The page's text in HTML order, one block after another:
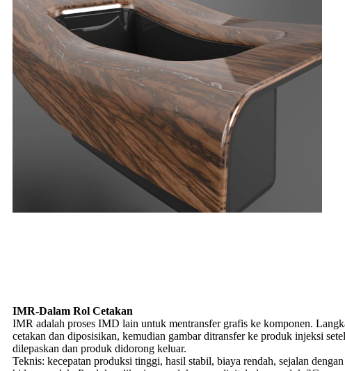
IMR-Dalam Rol Cetakan
IMR adalah proses IMD lain untuk mentransfer grafis ke komponen.
cetakan dan diposisikan, kemudian gambar ditransfer ke produk injeksi
dilepaskan dan produk didorong keluar.
Teknis: kecepatan produksi tinggi, hasil stabil, biaya rendah, sejalan